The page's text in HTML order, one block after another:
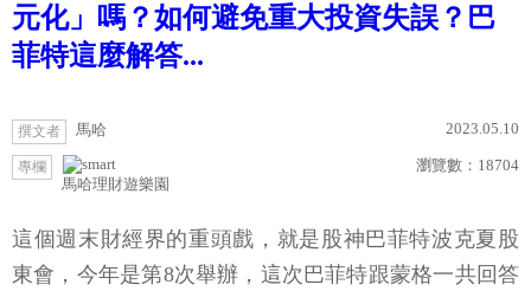
元化」嗎？如何避免重大投資失誤？巴
菲特這麼解答...
撰文者 馬哈 2023.05.10
專欄
馬哈理財遊樂園
瀏覽數： 18704
這個週末財經界的重頭戲，就是股神巴菲特波克夏股
東會，今年是第8次舉辦，這次巴菲特跟蒙格一共回答